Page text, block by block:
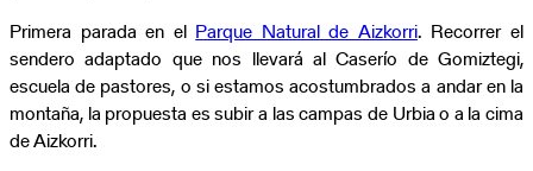
Primera parada en el Parque Natural de Aizkorri. Recorrer el
sendero adaptado que nos llevará al Caserío de Gomiztegi,
escuela de pastores, o si estamos acostumbrados a andar en la
montaña, la propuesta es subir a las campas de Urbia o a la cima
de Aizkorri.